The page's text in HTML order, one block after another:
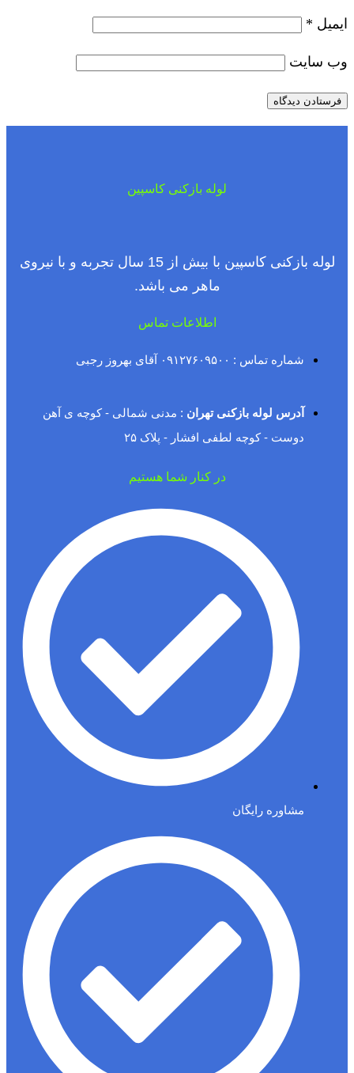
ایمیل *
وب‌ سایت
لوله بازکنی کاسپین
لوله بازکنی کاسپین با بیش از 15 سال تجربه و با نیروی
ماهر می باشد.
اطلاعات تماس
شماره تماس : ۰۹۱۲۷۶۰۹۵۰۰ آقای بهروز رجبی
آدرس لوله بازکنی تهران : مدنی شمالی - کوچه ی آهن
دوست - کوچه لطفی افشار - پلاک ۲۵
در کنار شما هستیم
مشاوره رایگان